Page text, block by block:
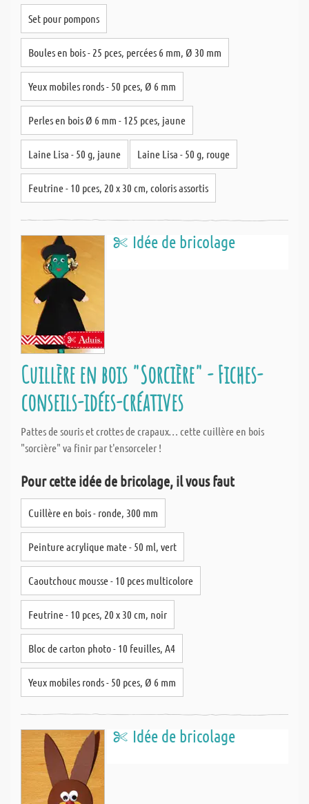
Set pour pompons
Boules en bois - 25 pces, percées 6 mm, Ø 30 mm
Yeux mobiles ronds - 50 pces, Ø 6 mm
Perles en bois Ø 6 mm - 125 pces, jaune
Laine Lisa - 50 g, jaune Laine Lisa - 50 g, rouge
Feutrine - 10 pces, 20 x 30 cm, coloris assortis
Idée de bricolage
Cuillère en bois "Sorcière" - Fiches-
conseils-idées-créatives
Pattes de souris et crottes de crapaux… cette cuillère en bois
"sorcière" va finir par t'ensorceler !
Pour cette idée de bricolage, il vous faut
Cuillère en bois - ronde, 300 mm
Peinture acrylique mate - 50 ml, vert
Caoutchouc mousse - 10 pces multicolore
Feutrine - 10 pces, 20 x 30 cm, noir
Bloc de carton photo - 10 feuilles, A4
Yeux mobiles ronds - 50 pces, Ø 6 mm
Idée de bricolage